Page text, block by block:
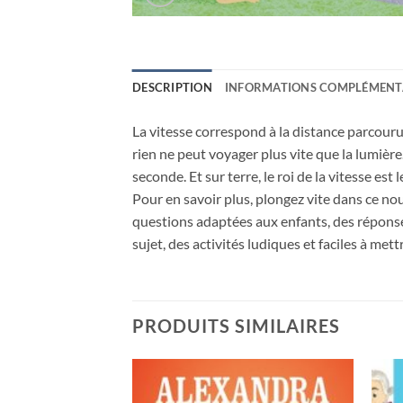
DESCRIPTION INFORMATIONS
La vitesse correspond à la distance
rien ne peut voyager plus vite que la
seconde. Et sur terre, le roi de la vitesse
Pour en savoir plus, plongez vite dans ce
questions adaptées aux enfants, des
sujet, des activités ludiques et faciles à
PRODUITS SIMILAIRES